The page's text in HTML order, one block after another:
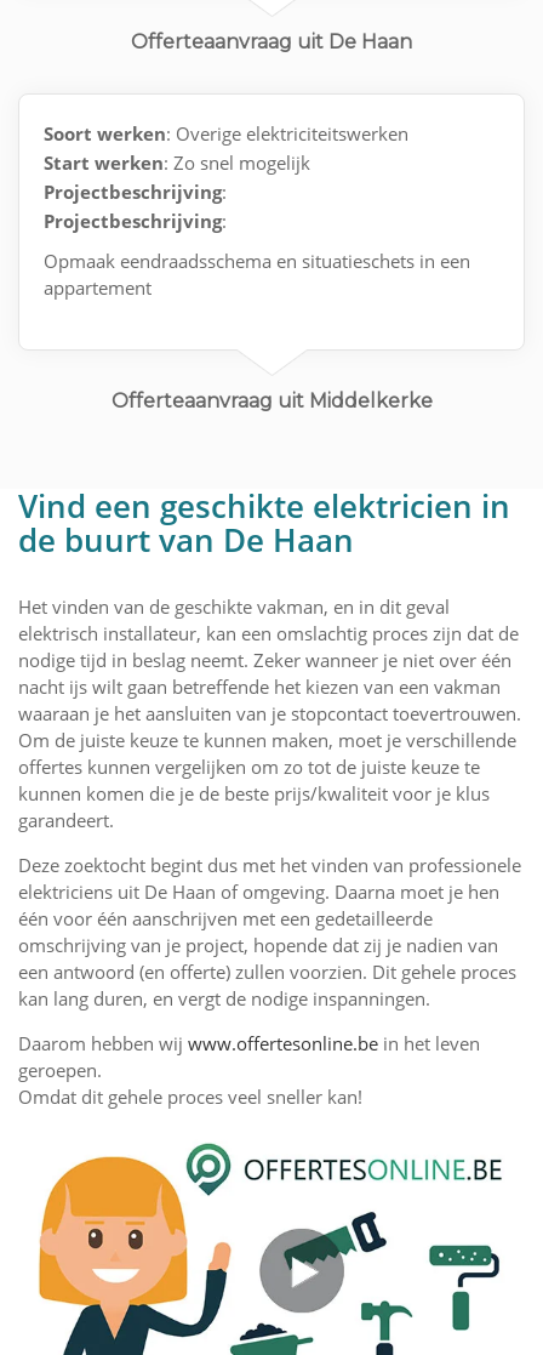
van deze interventie
alvast bedankt
Offerteaanvraag uit De Haan
Soort werken: Overige elektriciteitswerken
Start werken: Zo snel mogelijk
Projectbeschrijving:
Projectbeschrijving:
Opmaak eendraadsschema en situatieschets in een
appartement
Offerteaanvraag uit Middelkerke
Vind een geschikte elektricien in
de buurt van De Haan
Het vinden van de geschikte vakman, en in dit geval
elektrisch installateur, kan een omslachtig proces zijn dat de
nodige tijd in beslag neemt. Zeker wanneer je niet over één
nacht ijs wilt gaan betreffende het kiezen van een vakman
waaraan je het aansluiten van je stopcontact toevertrouwen.
Om de juiste keuze te kunnen maken, moet je verschillende
offertes kunnen vergelijken om zo tot de juiste keuze te
kunnen komen die je de beste prijs/kwaliteit voor je klus
garandeert.
Deze zoektocht begint dus met het vinden van professionele
elektriciens uit De Haan of omgeving. Daarna moet je hen
één voor één aanschrijven met een gedetailleerde
omschrijving van je project, hopende dat zij je nadien van
een antwoord (en offerte) zullen voorzien. Dit gehele proces
kan lang duren, en vergt de nodige inspanningen.
Daarom hebben wij www.offertesonline.be in het leven
geroepen.
Omdat dit gehele proces veel sneller kan!